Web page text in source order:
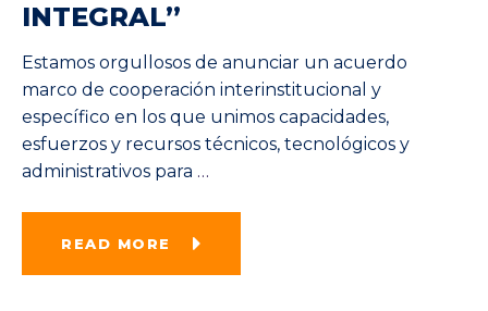
INTEGRAL”
Estamos orgullosos de anunciar un acuerdo
marco de cooperación interinstitucional y
específico en los que unimos capacidades,
esfuerzos y recursos técnicos, tecnológicos y
administrativos para …
READ MORE